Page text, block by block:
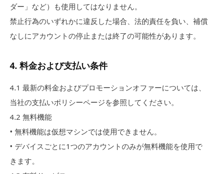
ダー」など）も使用してはなりません。
禁止行為のいずれかに違反した場合、法的責任を負い、補償
なしにアカウントの停止または終了の可能性があります。
4. 料金および支払い条件
4.1 最新の料金およびプロモーションオファーについては、
当社の支払いポリシーページを参照してください。
4.2 無料機能
• 無料機能は仮想マシンでは使用できません。
• デバイスごとに1つのアカウントのみが無料機能を使用で
きます。